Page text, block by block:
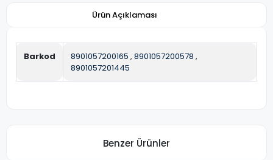
Ürün Açıklaması
Barkod 8901057200165 , 8901057200578 ,
8901057201445
Benzer Ürünler